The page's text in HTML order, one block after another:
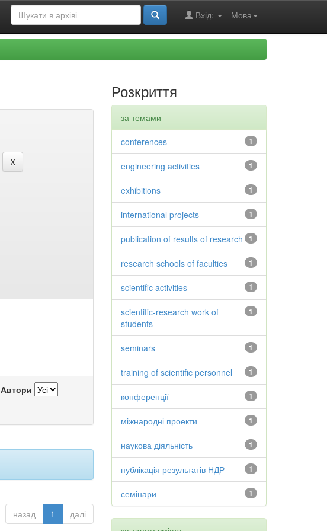
Мова
Вхід:
Автори
назад 1 далі
Розкриття
за темами
1
conferences
1
engineering activities
1
exhibitions
1
international projects
1
publication of results of research
1
research schools of faculties
1
scientific activities
1
scientific-research work of
students
1
seminars
1
training of scientific personnel
1
конференції
1
міжнародні проекти
1
наукова діяльність
1
публікація результатів НДР
1
семінари